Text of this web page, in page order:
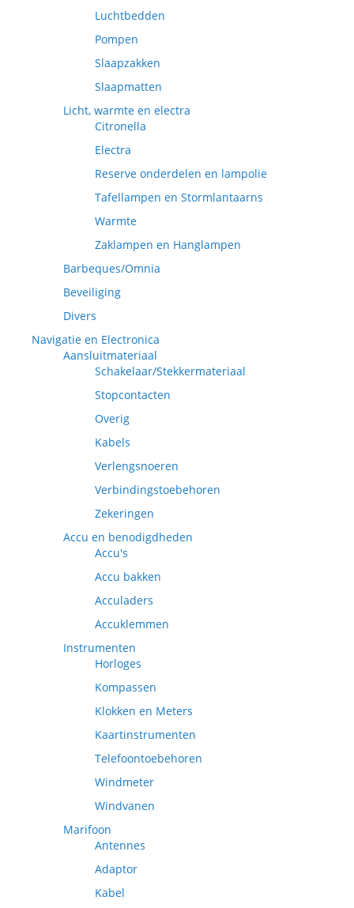
Luchtbedden
Pompen
Slaapzakken
Slaapmatten
Licht, warmte en electra
Citronella
Electra
Reserve onderdelen en lampolie
Tafellampen en Stormlantaarns
Warmte
Zaklampen en Hanglampen
Barbeques/Omnia
Beveiliging
Divers
Navigatie en Electronica
Aansluitmateriaal
Schakelaar/Stekkermateriaal
Stopcontacten
Overig
Kabels
Verlengsnoeren
Verbindingstoebehoren
Zekeringen
Accu en benodigdheden
Accu's
Accu bakken
Acculaders
Accuklemmen
Instrumenten
Horloges
Kompassen
Klokken en Meters
Kaartinstrumenten
Telefoontoebehoren
Windmeter
Windvanen
Marifoon
Antennes
Adaptor
Kabel